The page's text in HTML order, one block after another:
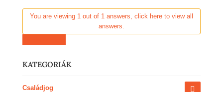
You are viewing 1 out of 1 answers, click here to view all
answers.
KATEGORIÁK
Családjog